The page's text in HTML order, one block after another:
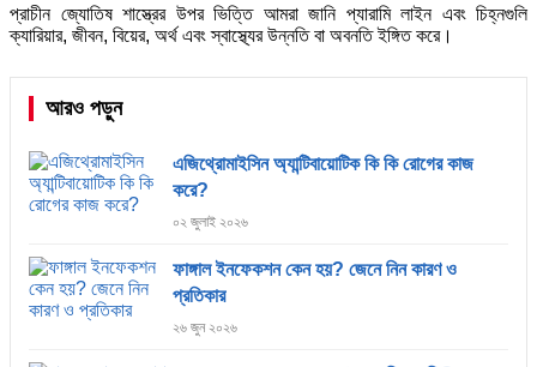
প্রাচীন জ্যোতিষ শাস্ত্রের উপর ভিত্তি আমরা জানি প্যারামি লাইন এবং চিহ্নগুলি
ক্যারিয়ার, জীবন, বিয়ের, অর্থ এবং স্বাস্থ্যের উন্নতি বা অবনতি ইঙ্গিত করে।
আরও পড়ুন
এজিথ্রোমাইসিন অ্যান্টিবায়োটিক কি কি রোগের কাজ
করে?
০২ জুলাই ২০২৬
ফাঙ্গাল ইনফেকশন কেন হয়? জেনে নিন কারণ ও
প্রতিকার
২৬ জুন ২০২৬